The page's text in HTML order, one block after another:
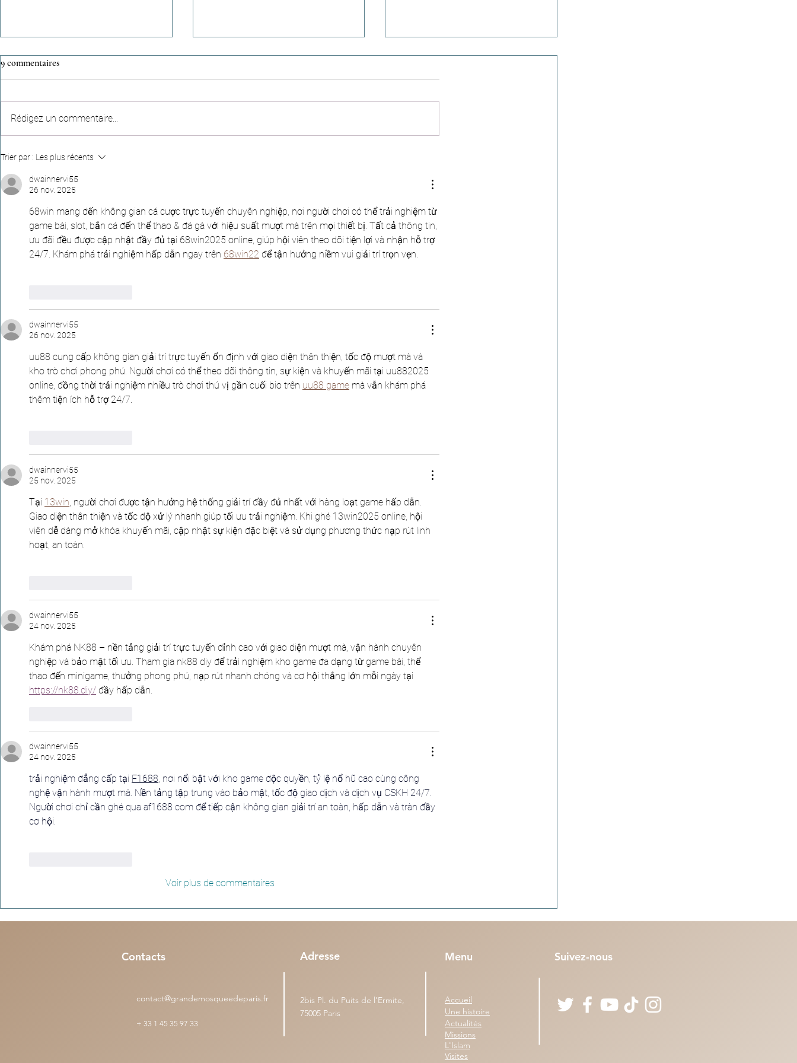
Récits célestes (n°95) - Une
d’une vie
9 commentaires
Rédigez un commentaire...
Trier par : Les plus récents
dwainnervi55
26 nov. 2025
68win mang đến không gian cá cược trực tuyến chuyên nghiệp, nơi người chơi có thể trải nghiệm từ
game bài, slot, bắn cá đến thể thao & đá gà với hiệu suất mượt mà trên mọi thiết bị. Tất cả thông tin,
ưu đãi đều được cập nhật đầy đủ tại 68win2025 online, giúp hội viên theo dõi tiện lợi và nhận hỗ trợ
24/7. Khám phá trải nghiệm hấp dẫn ngay trên 68win22 để tận hưởng niềm vui giải trí trọn vẹn.
dwainnervi55
26 nov. 2025
uu88 cung cấp không gian giải trí trực tuyến ổn định với giao diện thân thiện, tốc độ mượt mà và
kho trò chơi phong phú. Người chơi có thể theo dõi thông tin, sự kiện và khuyến mãi tại uu882025
online, đồng thời trải nghiệm nhiều trò chơi thú vị gần cuối bio trên uu88 game mà vẫn khám phá
thêm tiện ích hỗ trợ 24/7.
dwainnervi55
25 nov. 2025
Tại 13win, người chơi được tận hưởng hệ thống giải trí đầy đủ nhất với hàng loạt game hấp dẫn.
Giao diện thân thiện và tốc độ xử lý nhanh giúp tối ưu trải nghiệm. Khi ghé 13win2025 online, hội
viên dễ dàng mở khóa khuyến mãi, cập nhật sự kiện đặc biệt và sử dụng phương thức nạp rút linh
hoạt, an toàn.
dwainnervi55
24 nov. 2025
Khám phá NK88 – nền tảng giải trí trực tuyến đỉnh cao với giao diện mượt mà, vận hành chuyên
nghiệp và bảo mật tối ưu. Tham gia nk88 diy để trải nghiệm kho game đa dạng từ game bài, thể
thao đến minigame, thưởng phong phú, nạp rút nhanh chóng và cơ hội thắng lớn mỗi ngày tại
https://nk88.diy/ đầy hấp dẫn.
dwainnervi55
24 nov. 2025
trải nghiệm đẳng cấp tại F1688, nơi nổi bật với kho game độc quyền, tỷ lệ nổ hũ cao cùng công
nghệ vận hành mượt mà. Nền tảng tập trung vào bảo mật, tốc độ giao dịch và dịch vụ CSKH 24/7.
Người chơi chỉ cần ghé qua af1688 com để tiếp cận không gian giải trí an toàn, hấp dẫn và tràn đầy
cơ hội.
Voir plus de commentaires
Contacts Adresse Menu Suivez-nous
contact@grandemosqueedeparis.fr
+ 33 1 45 35 97 33
2bis Pl. du Puits de l'Ermite,
75005 Paris
Accueil
Une histoire
Actualités
Missions
L'Islam
Visites